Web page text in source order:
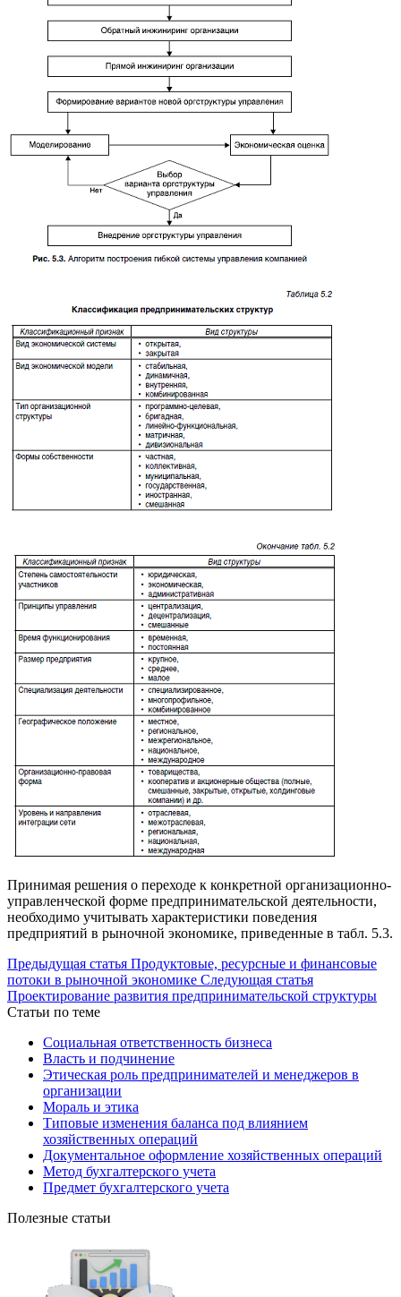
Принимая решения о переходе к конкретной организационно-
управленческой форме предпринимательской деятельности,
необходимо учитывать характеристики поведения
предприятий в рыночной экономике, приведенные в табл. 5.3.
Предыдущая статья Продуктовые, ресурсные и финансовые
потоки в рыночной экономике Следующая статья
Проектирование развития предпринимательской структуры
Статьи по теме
Социальная ответственность бизнеса
Власть и подчинение
Этическая роль предпринимателей и менеджеров в
организации
Мораль и этика
Типовые изменения баланса под влиянием
хозяйственных операций
Документальное оформление хозяйственных операций
Метод бухгалтерского учета
Предмет бухгалтерского учета
Полезные статьи